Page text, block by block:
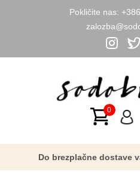
Pokličite nas:
Do brezplačne dostave